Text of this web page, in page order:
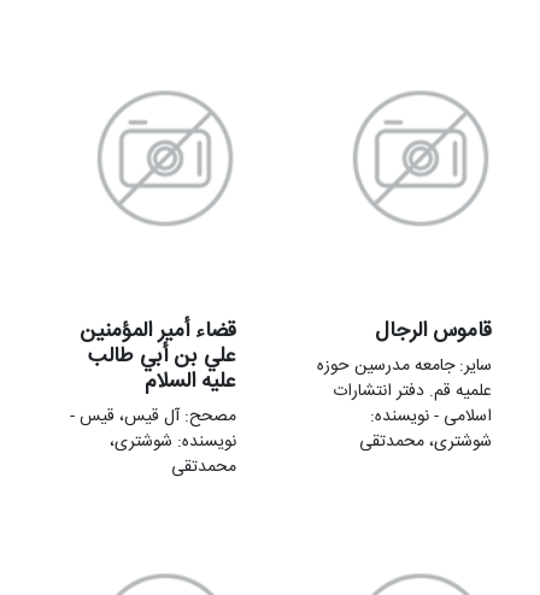
قاموس الرجال
سایر: جامعه مدرسین حوزه
علمیه قم. دفتر انتشارات
اسلامی - نویسنده:
شوشتری، محمدتقی
قضاء أمير المؤمنين
علي بن أبي طالب
عليه السلام
مصحح: آل قیس، قیس -
نویسنده: شوشتری،
محمدتقی